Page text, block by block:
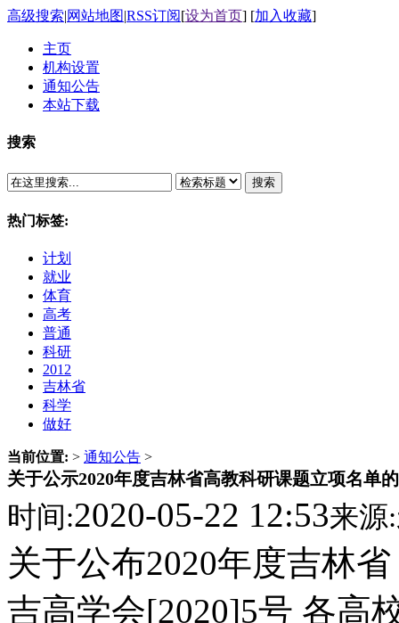
高级搜索|网站地图|RSS订阅[设为首页] [加入收藏]
主页
机构设置
通知公告
本站下载
搜索
搜索
热门标签:
计划
就业
体育
高考
普通
科研
2012
吉林省
科学
做好
当前位置: > 通知公告 >
关于公示2020年度吉林省高教科研课题立项名单
时间:2020-05-22 12:53来源:
关于公布2020年度吉林
吉高学会[2020]5号 各高